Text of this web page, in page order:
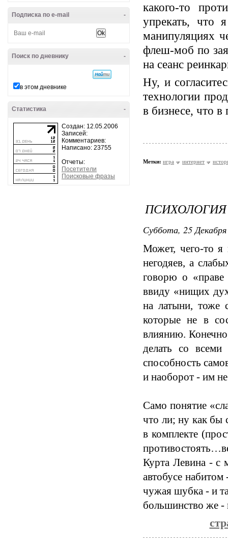
-
Подписка по e-mail
-
Поиск по дневнику
в этом дневнике
-
Статистика
Создан: 12.05.2006
Записей:
Комментариев:
Написано: 23755
Отчеты:
Посетители
Поисковые фразы
какого-то
упрекать, что
манипуляциях
флеш-моб по
на сеанс
Ну, и
технологии
в бизнесе, что
Метки: игра интернет
Суббота, 25
Может, чего-то
негодяев, а
говорю о
ввиду «нищих
на латыни, тоже
которые не в
влиянию.
делать со
способность
и наоборот - им не
Само понятие
что ли; ну как бы
в комплекте
Курта Левина - с
автобусе
чужая шубка - и
большинство же -